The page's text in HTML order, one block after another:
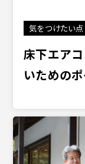
気をつけたい点
床下エア
いための